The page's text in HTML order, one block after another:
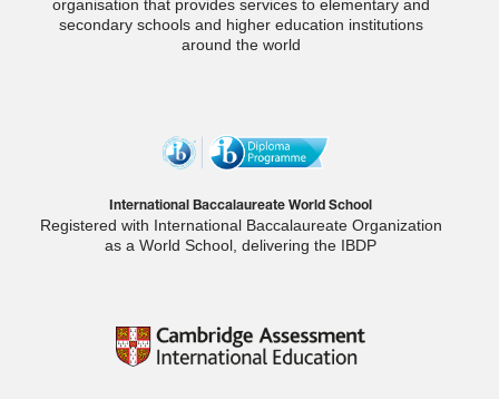
organisation that provides services to elementary and
secondary schools and higher education institutions
around the world
International Baccalaureate World School
Registered with International Baccalaureate Organization
as a World School, delivering the IBDP